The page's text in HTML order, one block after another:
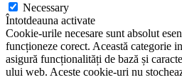
Necessary
Întotdeauna activate
Cookie-urile necesare sunt absolut
funcționeze corect. Această categorie
asigură funcționalități de bază și
ului web. Aceste cookie-uri nu